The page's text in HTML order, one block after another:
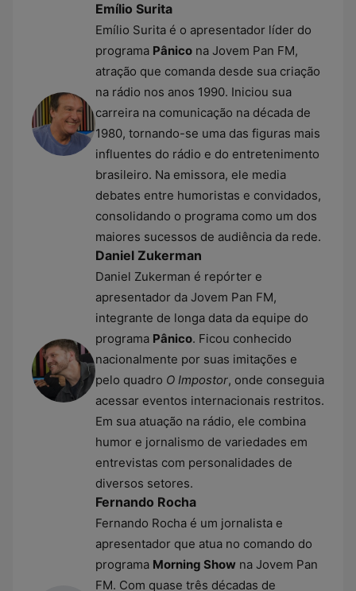
Emílio Surita
Emílio Surita é o apresentador líder do
programa Pânico na Jovem Pan FM,
atração que comanda desde sua criação
na rádio nos anos 1990. Iniciou sua
carreira na comunicação na década de
1980, tornando-se uma das figuras mais
influentes do rádio e do entretenimento
brasileiro. Na emissora, ele media
debates entre humoristas e convidados,
consolidando o programa como um dos
maiores sucessos de audiência da rede.
Daniel Zukerman
Daniel Zukerman é repórter e
apresentador da Jovem Pan FM,
integrante de longa data da equipe do
programa Pânico. Ficou conhecido
nacionalmente por suas imitações e
pelo quadro O Impostor, onde conseguia
acessar eventos internacionais restritos.
Em sua atuação na rádio, ele combina
humor e jornalismo de variedades em
entrevistas com personalidades de
diversos setores.
Fernando Rocha
Fernando Rocha é um jornalista e
apresentador que atua no comando do
programa Morning Show na Jovem Pan
FM. Com quase três décadas de